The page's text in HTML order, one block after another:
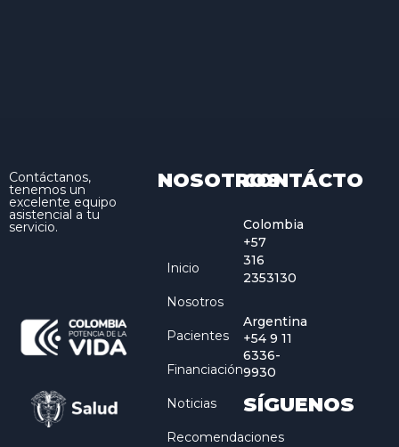
Contáctanos,
tenemos un
excelente equipo
asistencial a tu
servicio.
NOSOTROS
Inicio
Nosotros
Pacientes
Financiación
Noticias
Recomendaciones
CONTÁCTO
Colombia
+57
316
2353130
Argentina
+54 9 11
6336-
9930
SÍGUENOS